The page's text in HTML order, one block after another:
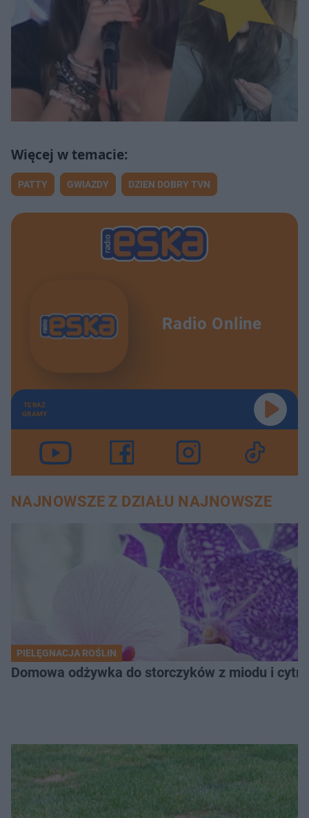
PATTY GWIAZDY DZIEN DOBRY TVN
Radio Online
TERAZ
GRAMY
NAJNOWSZE Z DZIAŁU NAJNOWSZE
PIELĘGNACJA ROŚLIN
Domowa odżywka do storczyków z miodu i